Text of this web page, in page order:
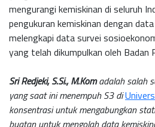
mengurangi kemiskinan di seluruh
pengukuran kemiskinan dengan
melengkapi data survei
yang telah dikumpulkan oleh
Sri Redjeki, S.Si., M.Komadalah salah
yang saat ini menempuh S3 di
konsentrasi untuk mengabungkan
buatan untuk mengolah data